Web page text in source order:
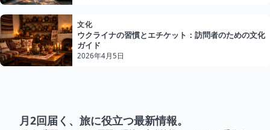
文化
ウクライナの習慣とエチケット：訪問者のための文化
ガイド
2026年4月5日
月2回届く、旅に役立つ最新情報。